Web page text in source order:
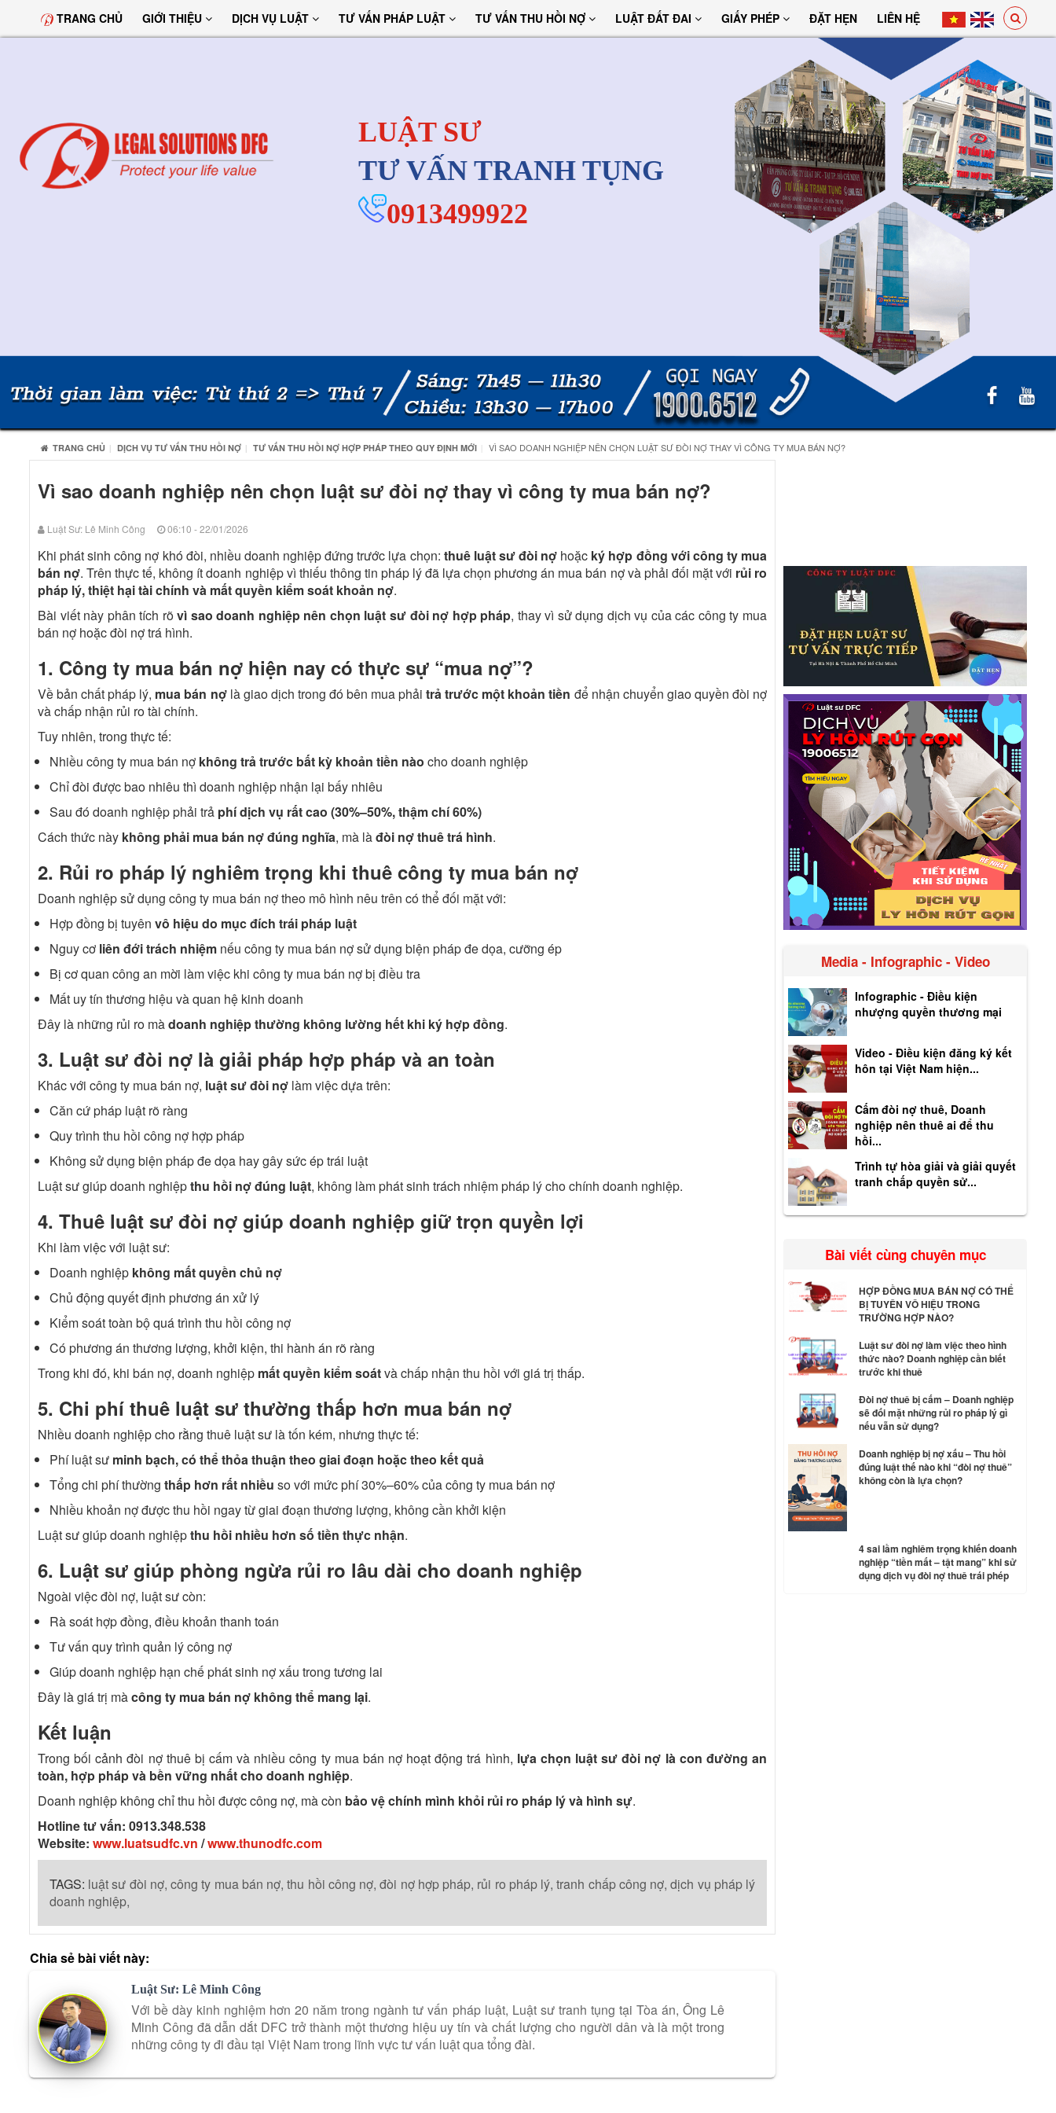
TRANG CHỦ GIỚI THIỆU DỊCH VỤ LUẬT TƯ VẤN PHÁP LUẬT TƯ VẤN THU HỒI NỢ LUẬT ĐẤT ĐAI GIẤY PHÉP ĐẶT HẸN LIÊN HỆ
LUẬT SƯ
TƯ VẤN TRANH TỤNG
0913499922
TRANG CHỦ DỊCH VỤ TƯ VẤN THU HỒI NỢ TƯ VẤN THU HỒI NỢ HỢP PHÁP THEO QUY ĐỊNH MỚI VÌ SAO DOANH NGHIỆP NÊN CHỌN LUẬT SƯ ĐÒI NỢ THAY VÌ CÔNG TY MUA BÁN NỢ?
Vì sao doanh nghiệp nên chọn luật sư đòi nợ thay vì công ty mua bán nợ?
Luật Sư: Lê Minh Công 06:10 - 22/01/2026
Khi phát sinh công nợ khó đòi, nhiều doanh nghiệp đứng trước lựa chọn: thuê luật sư đòi nợ hoặc ký hợp đồng với công ty mua
bán nợ. Trên thực tế, không ít doanh nghiệp vì thiếu thông tin pháp lý đã lựa chọn phương án mua bán nợ và phải đối mặt với rủi ro
pháp lý, thiệt hại tài chính và mất quyền kiểm soát khoản nợ.
Bài viết này phân tích rõvì sao doanh nghiệp nên chọn luật sư đòi nợ hợp pháp, thay vì sử dụng dịch vụ của các công ty mua
bán nợ hoặc đòi nợ trá hình.
1. Công ty mua bán nợ hiện nay có thực sự “mua nợ”?
Về bản chất pháp lý, mua bán nợlà giao dịch trong đó bên mua phảitrả trước một khoản tiền để nhận chuyển giao quyền đòi nợ
và chấp nhận rủi ro tài chính.
Tuy nhiên, trong thực tế:
Nhiều công ty mua bán nợ không trả trước bất kỳ khoản tiền nào cho doanh nghiệp
Chỉ đòi được bao nhiêu thì doanh nghiệp nhận lại bấy nhiêu
Sau đó doanh nghiệp phải trả phí dịch vụ rất cao (30%–50%, thậm chí 60%)
Cách thức này không phải mua bán nợ đúng nghĩa, mà làđòi nợ thuê trá hình.
2. Rủi ro pháp lý nghiêm trọng khi thuê công ty mua bán nợ
Doanh nghiệp sử dụng công ty mua bán nợ theo mô hình nêu trên có thể đối mặt với:
Hợp đồng bị tuyên vô hiệu do mục đích trái pháp luật
Nguy cơ liên đới trách nhiệm nếu công ty mua bán nợ sử dụng biện pháp đe dọa, cưỡng ép
Bị cơ quan công an mời làm việc khi công ty mua bán nợ bị điều tra
Mất uy tín thương hiệu và quan hệ kinh doanh
Đây là những rủi ro màdoanh nghiệp thường không lường hết khi ký hợp đồng.
3. Luật sư đòi nợ là giải pháp hợp pháp và an toàn
Khác với công ty mua bán nợ, luật sư đòi nợ làm việc dựa trên:
Căn cứ pháp luật rõ ràng
Quy trình thu hồi công nợ hợp pháp
Không sử dụng biện pháp đe dọa hay gây sức ép trái luật
Luật sư giúp doanh nghiệpthu hồi nợ đúng luật, không làm phát sinh trách nhiệm pháp lý cho chính doanh nghiệp.
4. Thuê luật sư đòi nợ giúp doanh nghiệp giữ trọn quyền lợi
Khi làm việc với luật sư:
Doanh nghiệp không mất quyền chủ nợ
Chủ động quyết định phương án xử lý
Kiểm soát toàn bộ quá trình thu hồi công nợ
Có phương án thương lượng, khởi kiện, thi hành án rõ ràng
Trong khi đó, khi bán nợ, doanh nghiệp mất quyền kiểm soátvà chấp nhận thu hồi với giá trị thấp.
5. Chi phí thuê luật sư thường thấp hơn mua bán nợ
Nhiều doanh nghiệp cho rằng thuê luật sư là tốn kém, nhưng thực tế:
Phí luật sư minh bạch, có thể thỏa thuận theo giai đoạn hoặc theo kết quả
Tổng chi phí thường thấp hơn rất nhiều so với mức phí 30%–60% của công ty mua bán nợ
Nhiều khoản nợ được thu hồi ngay từ giai đoạn thương lượng, không cần khởi kiện
Luật sư giúp doanh nghiệpthu hồi nhiều hơn số tiền thực nhận.
6. Luật sư giúp phòng ngừa rủi ro lâu dài cho doanh nghiệp
Ngoài việc đòi nợ, luật sư còn:
Rà soát hợp đồng, điều khoản thanh toán
Tư vấn quy trình quản lý công nợ
Giúp doanh nghiệp hạn chế phát sinh nợ xấu trong tương lai
Đây là giá trị màcông ty mua bán nợ không thể mang lại.
Kết luận
Trong bối cảnh đòi nợ thuê bị cấm và nhiều công ty mua bán nợ hoạt động trá hình, lựa chọn luật sư đòi nợ là con đường an
toàn, hợp pháp và bền vững nhất cho doanh nghiệp.
Doanh nghiệp không chỉ thu hồi được công nợ, mà còn bảo vệ chính mình khỏi rủi ro pháp lý và hình sự.
Hotline tư vấn: 0913.348.538
Website: www.luatsudfc.vn /www.thunodfc.com
TAGS: luật sư đòi nợ, công ty mua bán nợ, thu hồi công nợ, đòi nợ hợp pháp, rủi ro pháp lý, tranh chấp công nợ, dịch vụ pháp lý
doanh nghiệp,
Chia sẻ bài viết này:
Luật Sư: Lê Minh Công
Với bề dày kinh nghiệm hơn 20 năm trong ngành tư vấn pháp luật, Luật sư tranh tụng tại Tòa án, Ông Lê
Minh Công đã dẫn dắt DFC trở thành một thương hiệu uy tín và chất lượng cho người dân và là một trong
những công ty đi đầu tại Việt Nam trong lĩnh vực tư vấn luật qua tổng đài.
Media - Infographic - Video
Infographic - Điều kiện
nhượng quyền thương mại
Video - Điều kiện đăng ký kết
hôn tại Việt Nam hiện...
Cấm đòi nợ thuê, Doanh
nghiệp nên thuê ai để thu
hồi...
Trình tự hòa giải và giải quyết
tranh chấp quyền sử...
Bài viết cùng chuyên mục
HỢP ĐỒNG MUA BÁN NỢ CÓ THỂ
BỊ TUYÊN VÔ HIỆU TRONG
TRƯỜNG HỢP NÀO?
Luật sư đòi nợ làm việc theo hình
thức nào? Doanh nghiệp cần biết
trước khi thuê
Đòi nợ thuê bị cấm – Doanh nghiệp
sẽ đối mặt những rủi ro pháp lý gì
nếu vẫn sử dụng?
Doanh nghiệp bị nợ xấu – Thu hồi
đúng luật thế nào khi “đòi nợ thuê”
không còn là lựa chọn?
4 sai lầm nghiêm trọng khiến doanh
nghiệp “tiền mất – tật mang” khi sử
dụng dịch vụ đòi nợ thuê trái phép